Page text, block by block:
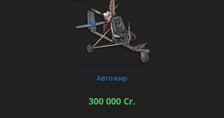
В КОРЗИНУ
7 days to die, Транспорт
Автожир
300 000 Cr.